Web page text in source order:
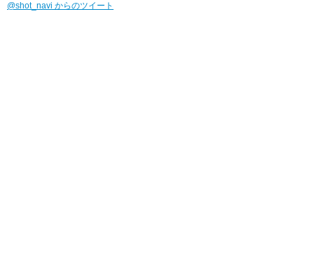
@shot_navi からのツイート